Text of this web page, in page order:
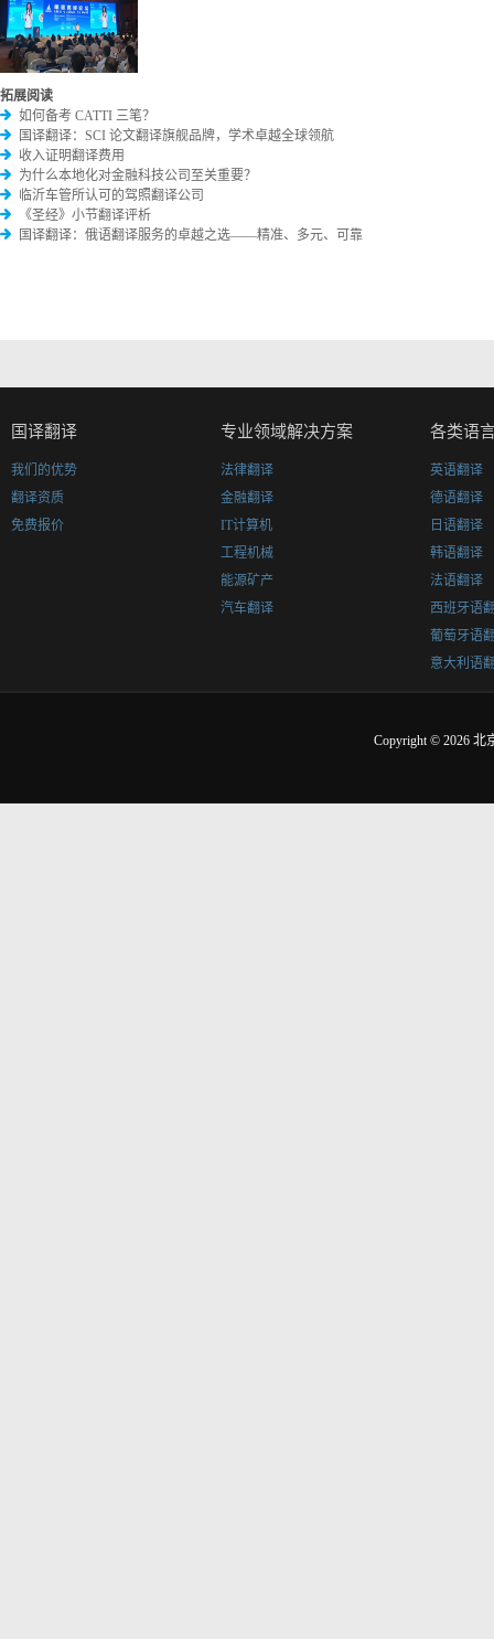
拓展阅读
如何备考 CATTI 三笔？
国译翻译：SCI 论文翻译旗舰品牌，学术卓越全球领航
收入证明翻译费用
为什么本地化对金融科技公司至关重要？
临沂车管所认可的驾照翻译公司
《圣经》小节翻译评析
国译翻译：俄语翻译服务的卓越之选——精准、多元、可靠
国译翻译
我们的优势
翻译资质
免费报价
专业领域解决方案
法律翻译
金融翻译
IT计算机
工程机械
能源矿产
汽车翻译
各类语
英语翻译
德语翻译
日语翻译
韩语翻译
法语翻译
西班牙语
葡萄牙语
意大利语
Copyright © 2026 北